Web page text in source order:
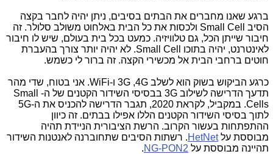
ברגע שאנו מחברים את הבתים בסיבים, ניתן יהיה לחבר בקצה
הסיב Small Cell ולכסות את כל הבית באלחוט משולב סלולר. זה
חיבור שייתן הכל, גם טלוויזיה. כמעט בכל בית בעולם, שיש לו חיבור
לאינטרנט, יהיה בתוכו Small Cell. לא יהיה יותר צורך בהעברת
חוטים ברחבי הבית אל מכשירי הקצה. זה ברור לי כשמש.
כרגע הביקוש בשוק הוא לשלב 3G ,4G ו-WiFi. אני בטוח, שדי מהר
תדעך הדרישה לשילוב 3G בבסיסי השידור הקטנים של ה- Small
Cells. במקביל, לקראת 2020, תגבר הדרישה להכניס את ה-5G
לתוך בסיסי השידור הקטנים הללו אפילו בבתים. זה כיוון
ההתפתחות בעשור הקרוב. הרשת הציבורית הניידת תהיה
מבוססת עלHetNet. רשתות הסיבים שתחוברנה לאנטנות השידור
תהיינה מבוססת על NG-PON2
.